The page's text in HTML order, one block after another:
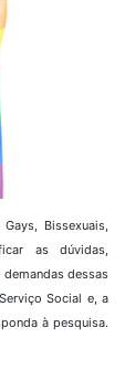
Bissexuais,
as dúvidas,
dessas
Social e, a
à pesquisa.